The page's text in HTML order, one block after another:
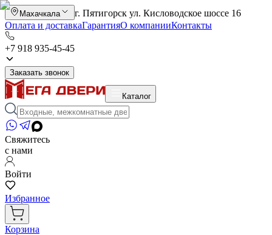
Махачкала
г. Пятигорск ул. Кисловодское шоссе 16
Оплата и доставкаГарантияО компанииКонтакты
+7 918 935-45-45
Заказать звонок
Каталог
Свяжитесь
с нами
Войти
Избранное
Корзина